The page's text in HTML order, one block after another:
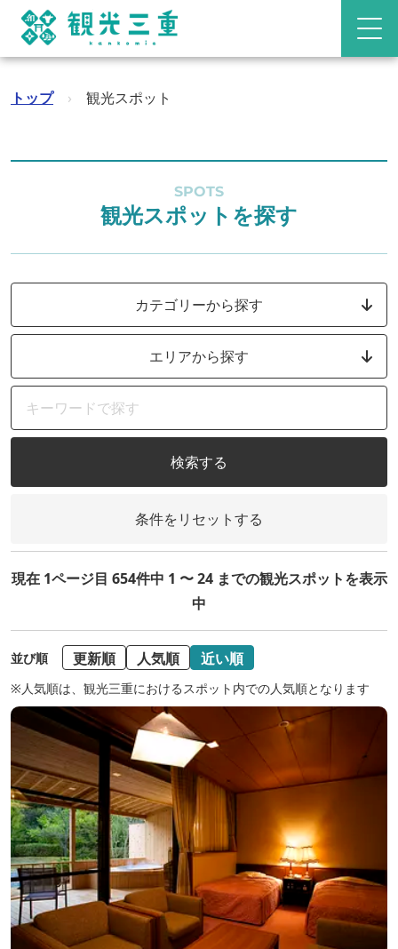
トップ › 観光スポット
SPOTS
観光スポットを探す
カテゴリーから探す
エリアから探す
検索する
条件をリセットする
現在 1ページ目 654件中 1 〜 24 までの観光スポットを表示
中
並び順 更新順 人気順 近い順
※人気順は、観光三重におけるスポット内での人気順となります